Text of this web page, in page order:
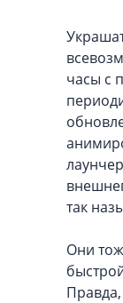
часы с
так
Они